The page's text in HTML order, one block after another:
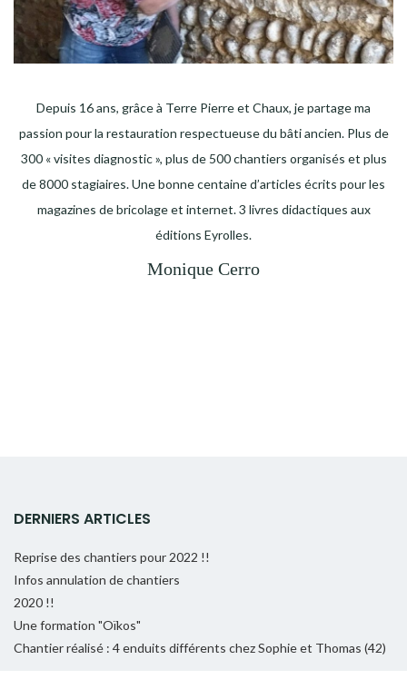
Depuis 16 ans, grâce à Terre Pierre et Chaux, je partage ma
passion pour la restauration respectueuse du bâti ancien. Plus de
300 « visites diagnostic », plus de 500 chantiers organisés et plus
de 8000 stagiaires. Une bonne centaine d’articles écrits pour les
magazines de bricolage et internet. 3 livres didactiques aux
éditions Eyrolles.
Monique Cerro
DERNIERS ARTICLES
Reprise des chantiers pour 2022 !!
Infos annulation de chantiers
2020 !!
Une formation "Oïkos"
Chantier réalisé : 4 enduits différents chez Sophie et Thomas (42)